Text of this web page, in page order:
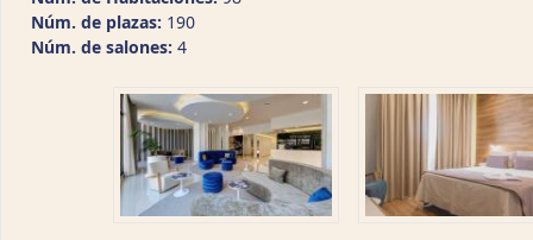
Núm. de plazas: 190
Núm. de salones: 4